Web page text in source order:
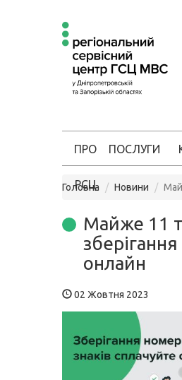
ПРО
РСЦ
ПОСЛУГИ
Головна Новини
Майже 11
онлайн
02 Жовтня 2023